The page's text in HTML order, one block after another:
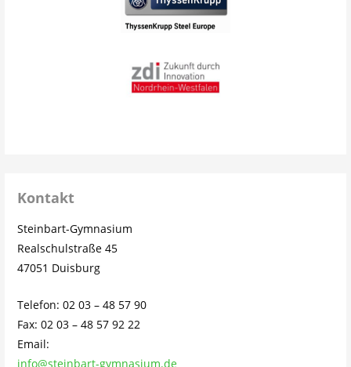
Kontakt
Steinbart-Gymnasium
Realschulstraße 45
47051 Duisburg
Telefon: 02 03 – 48 57 90
Fax: 02 03 – 48 57 92 22
Email:
info@steinbart-gymnasium.de